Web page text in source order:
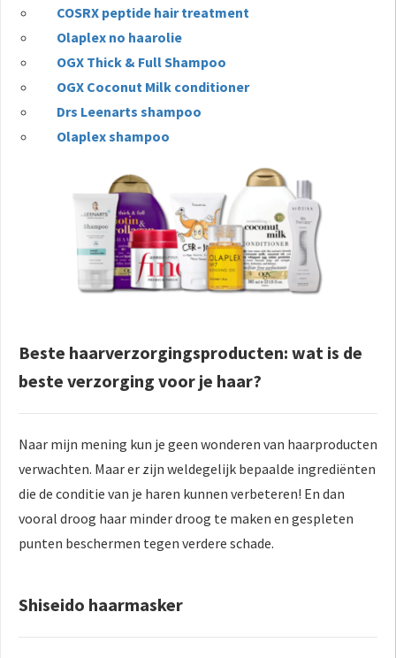
COSRX peptide hair treatment
Olaplex no haarolie
OGX Thick & Full Shampoo
OGX Coconut Milk conditioner
Drs Leenarts shampoo
Olaplex shampoo
Beste haarverzorgingsproducten: wat is de
beste verzorging voor je haar?
Naar mijn mening kun je geen wonderen van haarproducten
verwachten. Maar er zijn weldegelijk bepaalde ingrediënten
die de conditie van je haren kunnen verbeteren! En dan
vooral droog haar minder droog te maken en gespleten
punten beschermen tegen verdere schade.
Shiseido haarmasker